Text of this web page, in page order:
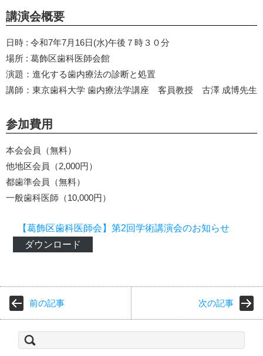
講演会概要
日時 : 令和7年7月16日(水)午後７時３０分
場所 : 葛飾区歯科医師会館
演題：進化する歯内療法の診断と処置
講師：東京歯科大学 歯内療法学講座 客員教授 古澤 成博先生
参加費用
本会会員（無料）
他地区会員（2,000円）
都歯準会員（無料）
一般歯科医師（10,000円）
【葛飾区歯科医師会】第2回学術講演会のお知らせ
ダウンロード
前の記事 次の記事
索: